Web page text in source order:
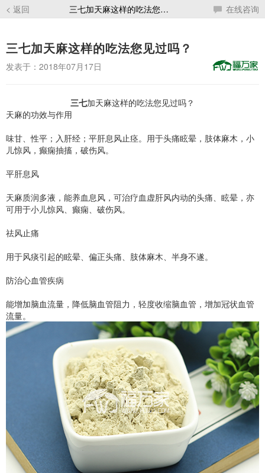
< 返回 三七加天麻这样的吃法您见过吗？ 在线咨询
三七加天麻这样的吃法您见过吗？
发表于：2018年07月17日
三七加天麻这样的吃法您见过吗？
天麻的功效与作用
味甘、性平；入肝经；平肝息风止痉。用于头痛眩晕，肢体麻木，小
儿惊风，癫痫抽搐，破伤风。
平肝息风
天麻质润多液，能养血息风，可治疗血虚肝风内动的头痛、眩晕，亦
可用于小儿惊风、癫痫、破伤风。
祛风止痛
用于风痰引起的眩晕、偏正头痛、肢体麻木、半身不遂。
防治心血管疾病
能增加脑血流量，降低脑血管阻力，轻度收缩脑血管，增加冠状血管
流量。